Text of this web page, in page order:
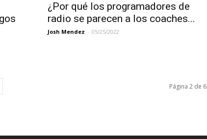
¿Por qué los programadores de
radio se parecen a los coaches...
Josh Mendez - 05/25/2022
Página 2 de 6